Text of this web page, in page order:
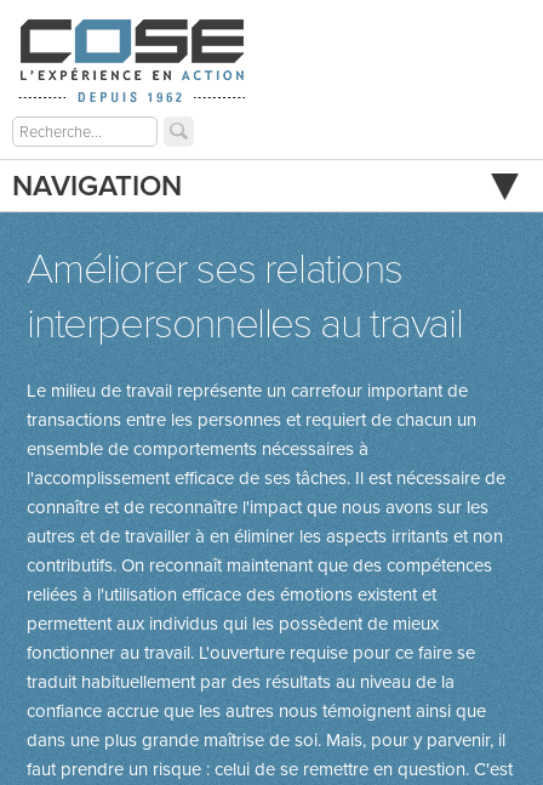
NAVIGATION
Améliorer ses relations
interpersonnelles au travail
Le milieu de travail représente un carrefour important de
transactions entre les personnes et requiert de chacun un
ensemble de comportements nécessaires à
l'accomplissement efficace de ses tâches. Il est nécessaire de
connaître et de reconnaître l'impact que nous avons sur les
autres et de travailler à en éliminer les aspects irritants et non
contributifs. On reconnaît maintenant que des compétences
reliées à l'utilisation efficace des émotions existent et
permettent aux individus qui les possèdent de mieux
fonctionner au travail. L'ouverture requise pour ce faire se
traduit habituellement par des résultats au niveau de la
confiance accrue que les autres nous témoignent ainsi que
dans une plus grande maîtrise de soi. Mais, pour y parvenir, il
faut prendre un risque : celui de se remettre en question. C'est